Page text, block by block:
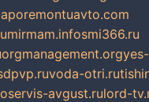
poremontuavto.com
mirmam.infosmi366.ru
orgmanagement.org
voda-otri.ru
avgust.rulord-